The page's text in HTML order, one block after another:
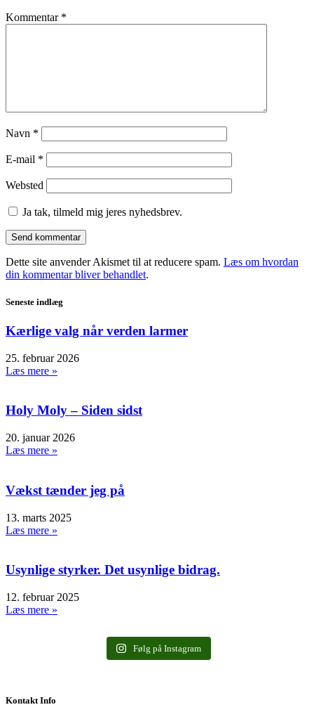
Kommentar *
Navn *
E-mail *
Websted
Ja tak, tilmeld mig jeres nyhedsbrev.
Dette site anvender Akismet til at reducere spam. Læs om hvordan
din kommentar bliver behandlet.
Seneste indlæg
Kærlige valg når verden larmer
25. februar 2026
Læs mere »
Holy Moly – Siden sidst
20. januar 2026
Læs mere »
Vækst tænder jeg på
13. marts 2025
Læs mere »
Usynlige styrker. Det usynlige bidrag.
12. februar 2025
Læs mere »
Følg på Instagram
Kontakt Info